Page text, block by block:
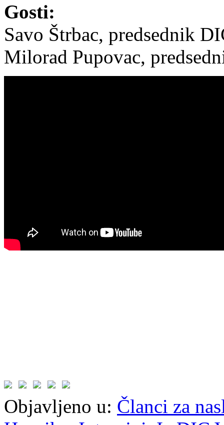
Gosti:
Savo Štrbac, predsednik
Milorad Pupovac,
Objavljeno u: Članci za